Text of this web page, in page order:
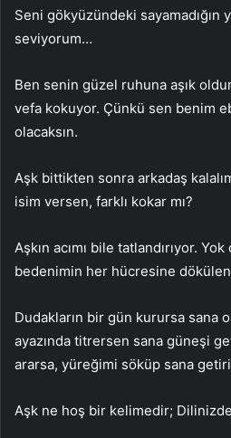
Seni gökyüzündeki sayamadığın
seviyorum…
Ben senin güzel ruhuna aşık
vefa kokuyor. Çünkü sen benim
olacaksın.
Aşk bittikten sonra arkadaş
isim versen, farklı kokar mı?
Aşkın acımı bile tatlandırıyor.
bedenimin her hücresine dökülen
Dudakların bir gün kurursa sana
ayazında titrersen sana güneşi
ararsa, yüreğimi söküp sana
Aşk ne hoş bir kelimedir;